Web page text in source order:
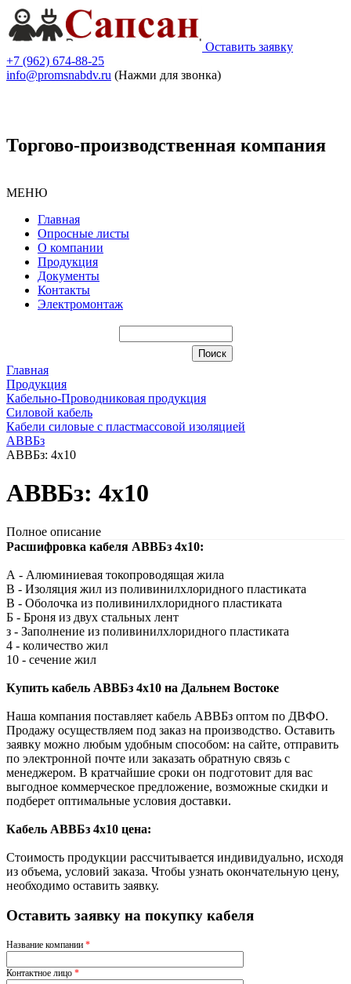
Оставить заявку
+7 (962) 674-88-25
info@promsnabdv.ru (Нажми для звонка)
Торгово-производственная компания
МЕНЮ
Главная
Опросные листы
О компании
Продукция
Документы
Контакты
Электромонтаж
Главная
Продукция
Кабельно-Проводниковая продукция
Силовой кабель
Кабели силовые с пластмассовой изоляцией
АВВБз
АВВБз: 4х10
АВВБз: 4х10
Полное описание
Расшифровка кабеля АВВБз 4х10:
А - Алюминиевая токопроводящая жила
В - Изоляция жил из поливинилхлоридного пластиката
В - Оболочка из поливинилхлоридного пластиката
Б - Броня из двух стальных лент
з - Заполнение из поливинилхлоридного пластиката
4 - количество жил
10 - сечение жил
Купить кабель АВВБз 4х10 на Дальнем Востоке
Наша компания поставляет кабель АВВБз оптом по ДВФО.
Продажу осуществляем под заказ на производство. Оставить
заявку можно любым удобным способом: на сайте, отправить
по электронной почте или заказать обратную связь с
менеджером. В кратчайшие сроки он подготовит для вас
выгодное коммерческое предложение, возможные скидки и
подберет оптимальные условия доставки.
Кабель АВВБз 4х10 цена:
Стоимость продукции рассчитывается индивидуально, исходя
из объема, условий заказа. Чтобы узнать окончательную цену,
необходимо оставить заявку.
Оставить заявку на покупку кабеля
Название компании *
Контактное лицо *